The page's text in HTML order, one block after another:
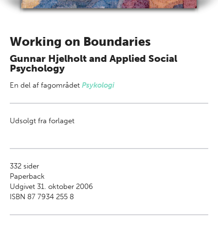
Working on Boundaries
Gunnar Hjelholt and Applied Social
Psychology
En del af fagområdet Psykologi
Udsolgt fra forlaget
332 sider
Paperback
Udgivet 31. oktober 2006
ISBN 87 7934 255 8